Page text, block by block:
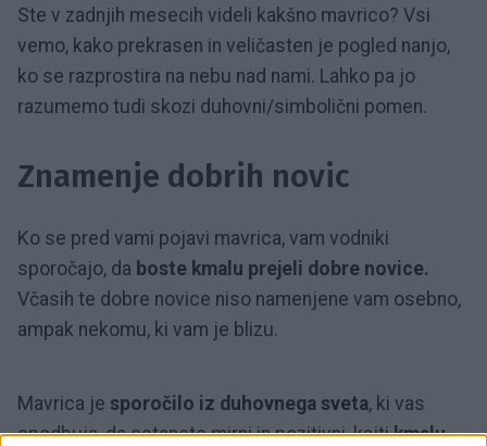
Ste v zadnjih mesecih videli kakšno mavrico? Vsi
vemo, kako prekrasen in veličasten je pogled nanjo,
ko se razprostira na nebu nad nami. Lahko pa jo
razumemo tudi skozi duhovni/simbolični pomen.
Znamenje dobrih novic
Ko se pred vami pojavi mavrica, vam vodniki
sporočajo, da boste kmalu prejeli dobre novice.
Včasih te dobre novice niso namenjene vam osebno,
ampak nekomu, ki vam je blizu.
Mavrica je sporočilo iz duhovnega sveta, ki vas
spodbuja, da ostanete mirni in pozitivni, kajtikmalu